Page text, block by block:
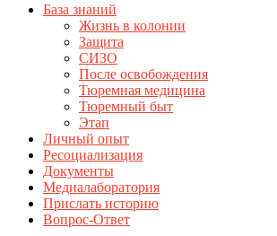
База знаний
Жизнь в колонии
Защита
СИЗО
После освобождения
Тюремная медицина
Тюремный быт
Этап
Личный опыт
Ресоциализация
Документы
Медиалаборатория
Прислать историю
Вопрос-Ответ